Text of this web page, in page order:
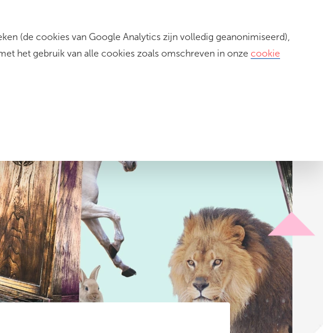
(de cookies van Google Analytics zijn volledig geanonimiseerd),
het gebruik van alle cookies zoals omschreven in onze cookie
Inloggen